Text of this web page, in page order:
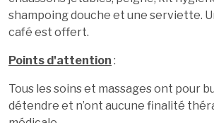
shampoing douche et une serviette.
café est offert.
Points d'attention :
Tous les soins et massages ont pour
détendre et n’ont aucune finalité